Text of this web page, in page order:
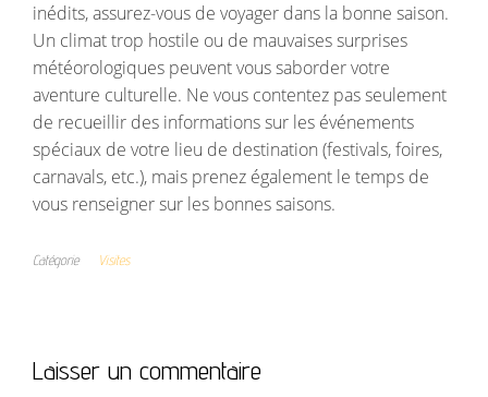
inédits, assurez-vous de voyager dans la bonne saison.
Un climat trop hostile ou de mauvaises surprises
météorologiques peuvent vous saborder votre
aventure culturelle. Ne vous contentez pas seulement
de recueillir des informations sur les événements
spéciaux de votre lieu de destination (festivals, foires,
carnavals, etc.), mais prenez également le temps de
vous renseigner sur les bonnes saisons.
Catégorie Visites
Laisser un commentaire